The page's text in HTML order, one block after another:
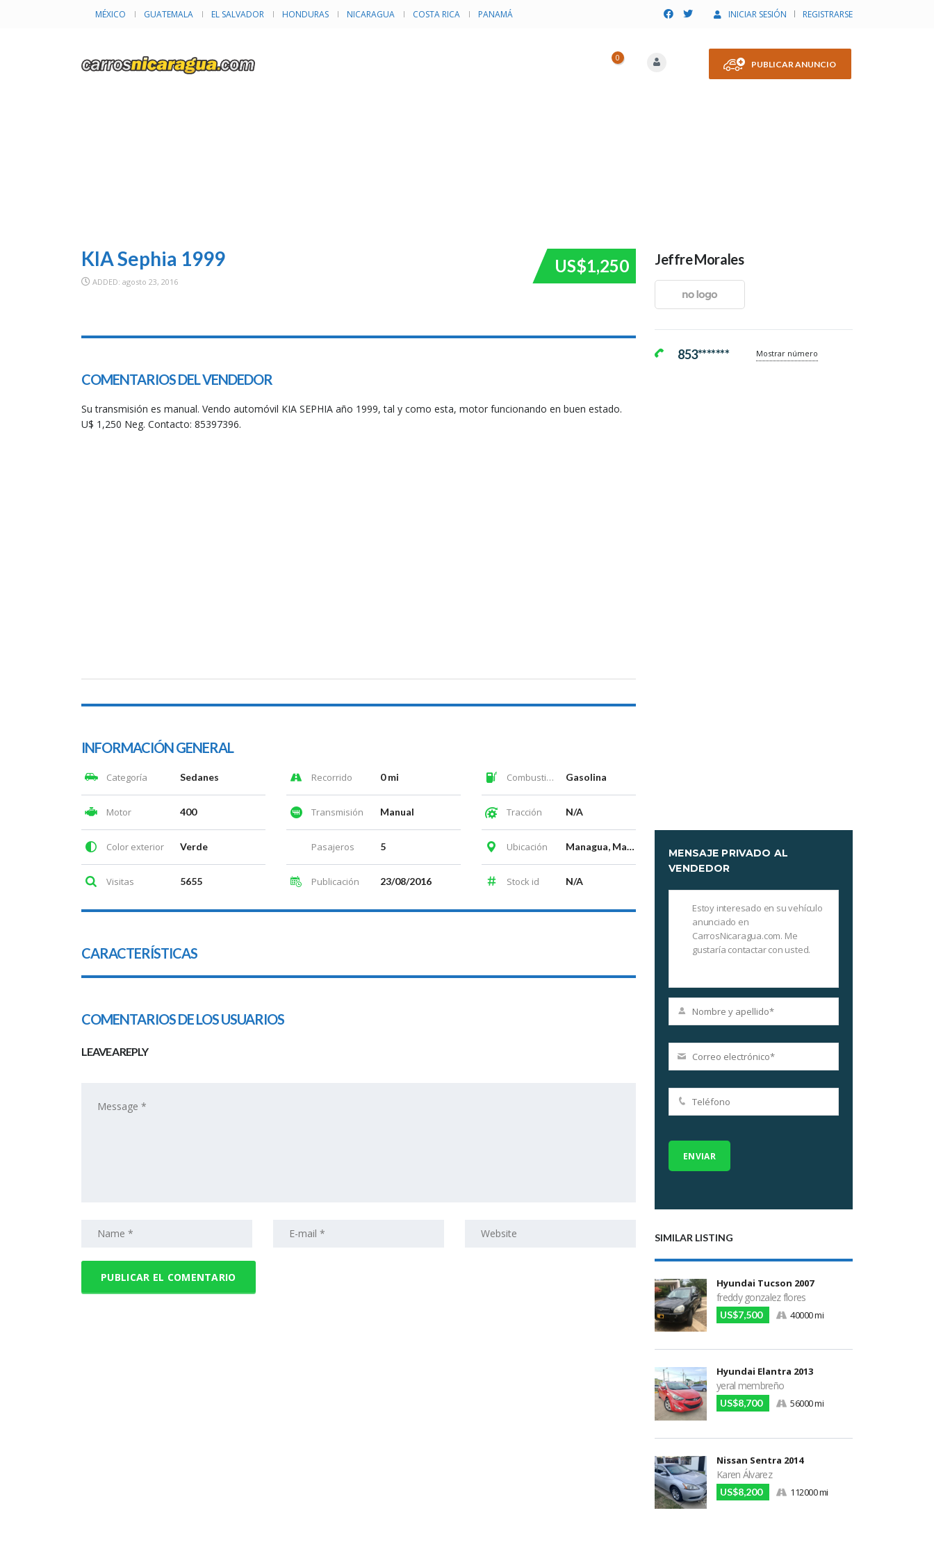
INICIAR SESIÓN REGISTRARSE
MÉXICO GUATEMALA EL SALVADOR HONDURAS NICARAGUA COSTA RICA PANAMÁ
PUBLICAR ANUNCIO
0
US$1,250
KIA Sephia 1999
ADDED: agosto 23, 2016
SPECIAL
COMENTARIOS DEL VENDEDOR
Su transmisión es manual. Vendo automóvil KIA SEPHIA año 1999, tal y como esta, motor funcionando en buen estado.
U$ 1,250 Neg. Contacto: 85397396.
INFORMACIÓN GENERAL
Categoría Sedanes Recorrido 0 mi Combustible Gasolina
Motor 400 Transmisión Manual Tracción N/A
Color exterior Verde Pasajeros 5 Ubicación Managua, Managua
Visitas 5655 Publicación 23/08/2016 Stock id N/A
CARACTERÍSTICAS
COMENTARIOS DE LOS USUARIOS
LEAVE A REPLY
Jeffre Morales
853******* Mostrar número
MENSAJE PRIVADO AL
VENDEDOR
SIMILAR LISTING
Hyundai Tucson 2007
freddy gonzalez flores
US$7,500 40000 mi
Hyundai Elantra 2013
yeral membreño
US$8,700 56000 mi
Nissan Sentra 2014
Karen Álvarez
US$8,200 112000 mi